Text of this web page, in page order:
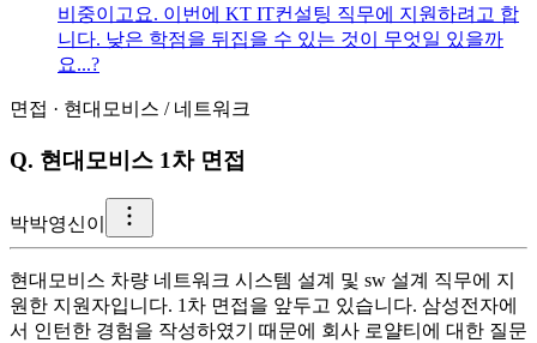
비중이고요. 이번에 KT IT컨설팅 직무에 지원하려고 합
니다. 낮은 학점을 뒤집을 수 있는 것이 무엇일 있을까
요...?
면접 · 현대모비스 / 네트워크
Q. 현대모비스 1차 면접
박박영신이
현대모비스 차량 네트워크 시스템 설계 및 sw 설계 직무에 지
원한 지원자입니다. 1차 면접을 앞두고 있습니다. 삼성전자에
서 인턴한 경험을 작성하였기 때문에 회사 로얄티에 대한 질문